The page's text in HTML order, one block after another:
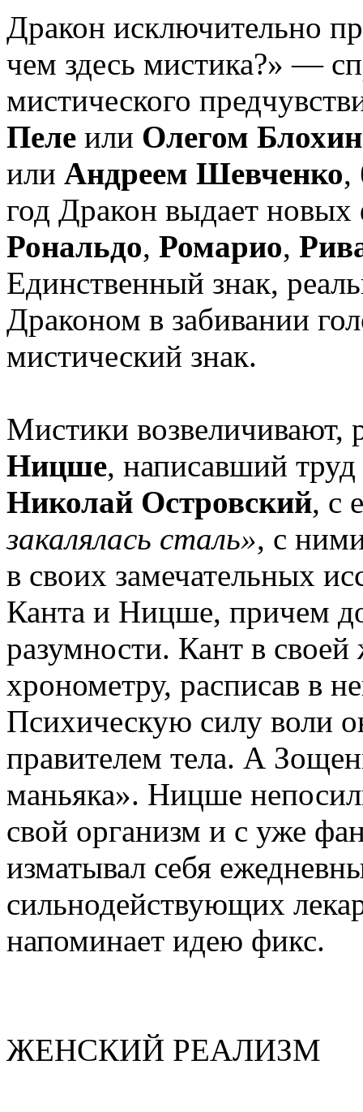
Дракон исключительно
чем здесь мистика?» —
мистического
Пеле или Олегом
или Андреем Шевченко,
год Дракон выдает новых
Рональдо, Ромарио,
Единственный знак,
Драконом в забивании
мистический знак.
Мистики возвеличивают,
Ницше, написавший труд
Николай Островский, с
закалялась сталь», с
в своих замечательных
Канта и Ницше, причем
разумности. Кант в
хронометру, расписав в
Психическую силу воли
правителем тела. А
маньяка». Ницше
свой организм и с уже
изматывал себя
сильнодействующих
напоминает идею фикс.
ЖЕНСКИЙ РЕАЛИЗМ